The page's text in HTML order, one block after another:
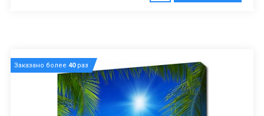
Заказано более 40раз